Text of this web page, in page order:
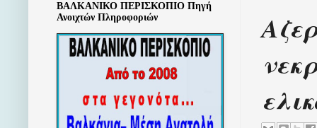
ΒΑΛΚΑΝΙΚΟ ΠΕΡΙΣΚΟΠΙΟ Πηγή
Ανοιχτών Πληροφοριών